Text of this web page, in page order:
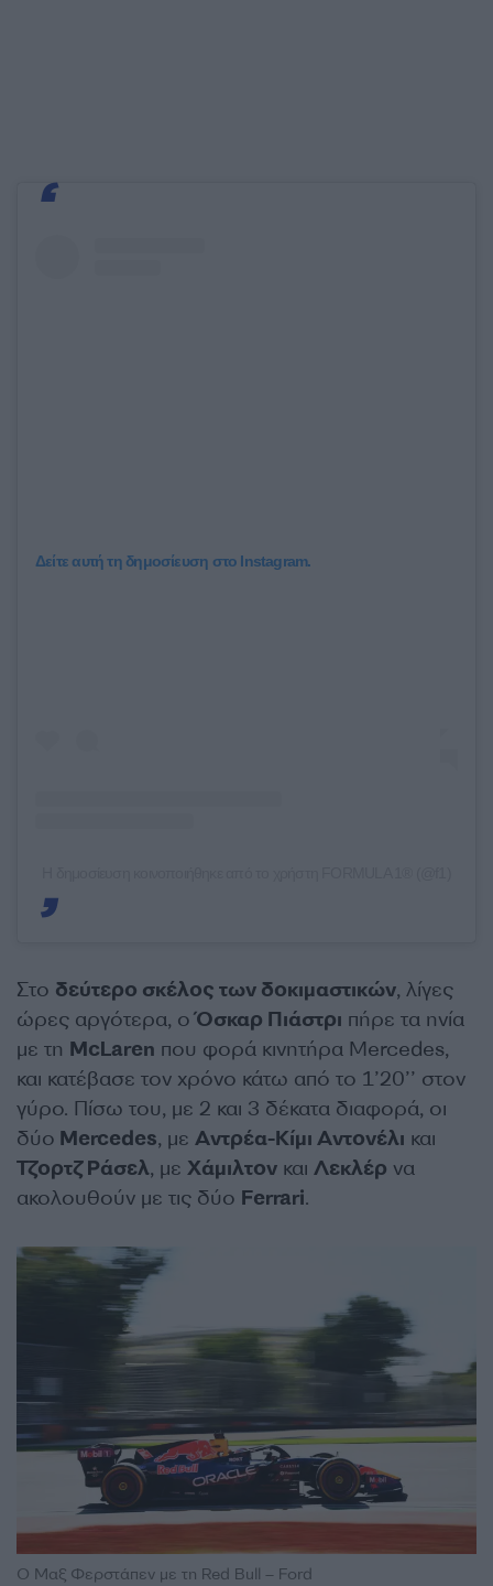
Δείτε αυτή τη δημοσίευση στο Instagram.
Στο δεύτερο σκέλος των δοκιμαστικών, λίγες
ώρες αργότερα, οΌσκαρ Πιάστρι πήρε τα ηνία
με τη McLaren που φορά κινητήρα Mercedes,
και κατέβασε τον χρόνο κάτω από το 1’20’’ στον
γύρο. Πίσω του, με 2 και 3 δέκατα διαφορά, οι
δύο Mercedes, με Αντρέα-Κίμι Αντονέλι και
Τζορτζ Ράσελ, με Χάμιλτον και Λεκλέρ να
ακολουθούν με τις δύο Ferrari.
Ο Μαξ Φερστάπεν με τη Red Bull – Ford